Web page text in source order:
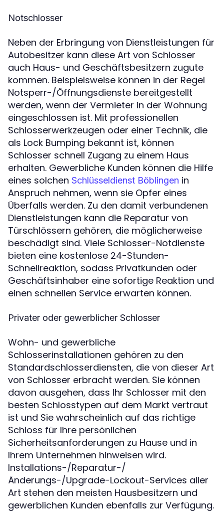
Notschlosser
Neben der Erbringung von Dienstleistungen für
Autobesitzer kann diese Art von Schlosser
auch Haus- und Geschäftsbesitzern zugute
kommen. Beispielsweise können in der Regel
Notsperr-/Öffnungsdienste bereitgestellt
werden, wenn der Vermieter in der Wohnung
eingeschlossen ist. Mit professionellen
Schlosserwerkzeugen oder einer Technik, die
als Lock Bumping bekannt ist, können
Schlosser schnell Zugang zu einem Haus
erhalten. Gewerbliche Kunden können die Hilfe
eines solchen Schlüsseldienst Böblingen in
Anspruch nehmen, wenn sie Opfer eines
Überfalls werden. Zu den damit verbundenen
Dienstleistungen kann die Reparatur von
Türschlössern gehören, die möglicherweise
beschädigt sind. Viele Schlosser-Notdienste
bieten eine kostenlose 24-Stunden-
Schnellreaktion, sodass Privatkunden oder
Geschäftsinhaber eine sofortige Reaktion und
einen schnellen Service erwarten können.
Privater oder gewerblicher Schlosser
Wohn- und gewerbliche
Schlosserinstallationen gehören zu den
Standardschlosserdiensten, die von dieser Art
von Schlosser erbracht werden. Sie können
davon ausgehen, dass Ihr Schlosser mit den
besten Schlosstypen auf dem Markt vertraut
ist und Sie wahrscheinlich auf das richtige
Schloss für Ihre persönlichen
Sicherheitsanforderungen zu Hause und in
Ihrem Unternehmen hinweisen wird.
Installations-/Reparatur-/
Änderungs-/Upgrade-Lockout-Services aller
Art stehen den meisten Hausbesitzern und
gewerblichen Kunden ebenfalls zur Verfügung.